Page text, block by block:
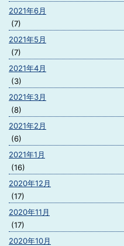
2021年6月
(7)
2021年5月
(7)
2021年4月
(3)
2021年3月
(8)
2021年2月
(6)
2021年1月
(16)
2020年12月
(17)
2020年11月
(17)
2020年10月